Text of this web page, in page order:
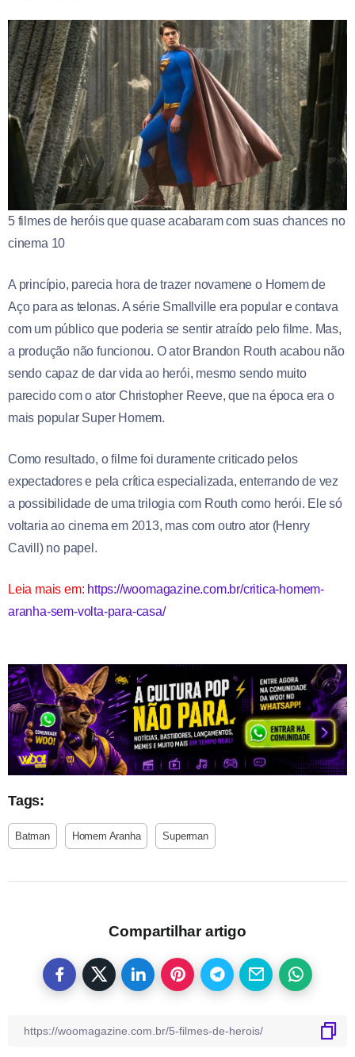
5 filmes de heróis que quase acabaram com suas chances no
cinema 10
A princípio, parecia hora de trazer novamene o Homem de
Aço para as telonas. A série Smallville era popular e contava
com um público que poderia se sentir atraído pelo filme. Mas,
a produção não funcionou. O ator Brandon Routh acabou não
sendo capaz de dar vida ao herói, mesmo sendo muito
parecido com o ator Christopher Reeve, que na época era o
mais popular Super Homem.
Como resultado, o filme foi duramente criticado pelos
expectadores e pela crítica especializada, enterrando de vez
a possibilidade de uma trilogia com Routh como herói. Ele só
voltaria ao cinema em 2013, mas com outro ator (Henry
Cavill) no papel.
Leia mais em: https://woomagazine.com.br/critica-homem-
aranha-sem-volta-para-casa/
Tags:
Batman Homem Aranha Superman
Compartilhar artigo